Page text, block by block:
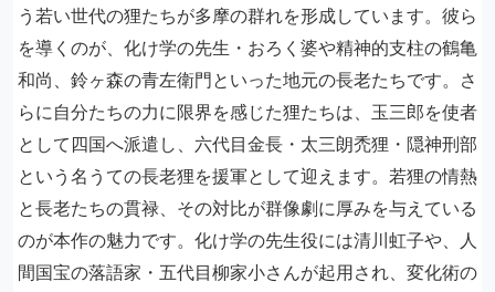
う若い世代の狸たちが多摩の群れを形成しています。彼ら
を導くのが、化け学の先生・おろく婆や精神的支柱の鶴亀
和尚、鈴ヶ森の青左衛門といった地元の長老たちです。さ
らに自分たちの力に限界を感じた狸たちは、玉三郎を使者
として四国へ派遣し、六代目金長・太三朗禿狸・隠神刑部
という名うての長老狸を援軍として迎えます。若狸の情熱
と長老たちの貫禄、その対比が群像劇に厚みを与えている
のが本作の魅力です。化け学の先生役には清川虹子や、人
間国宝の落語家・五代目柳家小さんが起用され、変化術の